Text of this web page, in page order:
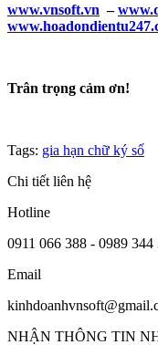
www.vnsoft.vn –
Trân trọng cảm ơn!
Tags: gia hạn chữ ký số
Chi tiết liên hệ
Hotline
0911 066 388 - 0989 344
Email
NHẬN THÔNG TIN